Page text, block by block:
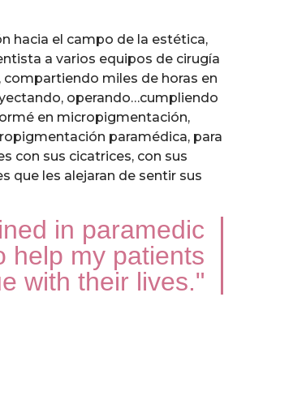
hacia el campo de la estética,
a varios equipos de cirugía
miles de horas en
operando…cumpliendo
en micropigmentación,
paramédica, para
con sus cicatrices, con sus
que les alejaran de sentir sus
in paramedic
help my patients
with their lives."